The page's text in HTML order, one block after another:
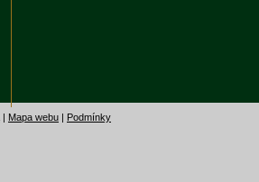
| Mapa webu | Podmínky